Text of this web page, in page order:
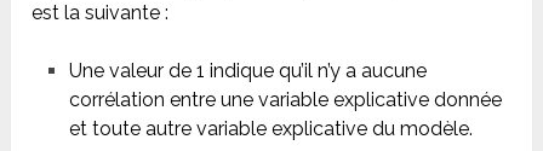
est la suivante :
Une valeur de 1 indique qu’il n’y a aucune
corrélation entre une variable explicative donnée
et toute autre variable explicative du modèle.